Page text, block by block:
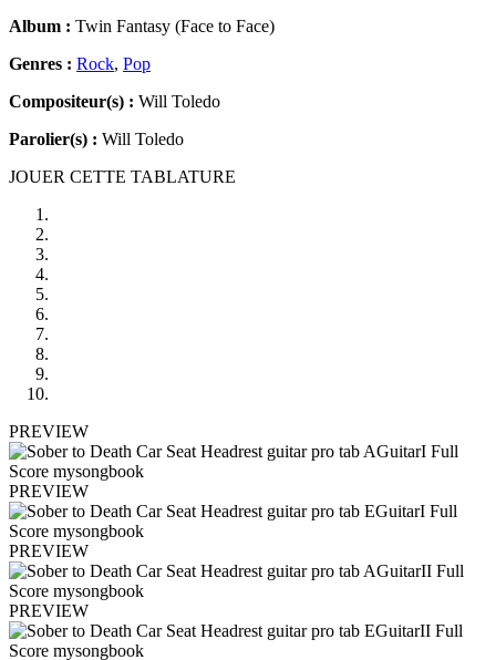
Album : Twin Fantasy (Face to Face)
Genres : Rock, Pop
Compositeur(s) : Will Toledo
Parolier(s) : Will Toledo
JOUER CETTE TABLATURE
PREVIEW
PREVIEW
PREVIEW
PREVIEW